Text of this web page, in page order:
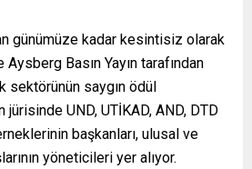
günümüze kadar kesintisiz olarak
Basın Yayın tarafından
saygın ödül
jürisinde UND, UTİKAD, AND, DTD
başkanları, ulusal ve
yöneticileri yer alıyor.